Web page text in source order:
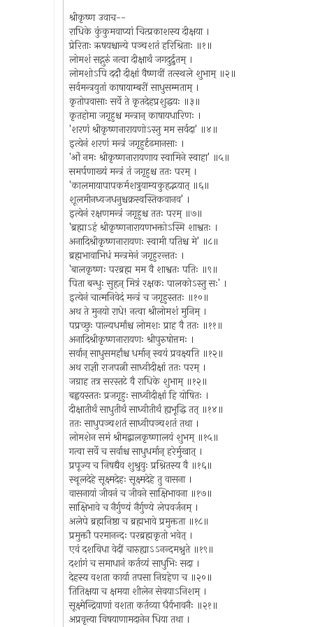
श्रीकृष्ण उवाच--
राधिके कुंकुमवाप्यां चित्प्रकाशस्य दीक्षया ।
प्रेरिताः ऋषयश्चान्ये पञ्चशतं हरिश्रिताः ॥१॥
लोमशं सद्गुरुं नत्वा दीक्षार्थं जगदुर्द्रुतम् ।
लोमशोऽपि ददौ दीक्षां वैष्णवीं तत्स्थले शुभाम् ॥२॥
सर्वमन्त्रयुतां काषायाम्बरीं साधुसम्मताम् ।
कृतोपवासाः सर्वे ते कृतदेहप्रशुद्धयः ॥३॥
कृतहोमा जगृहुश्च मन्त्रान् काषायधारिणः ।
'शरणं श्रीकृष्णनारायणोऽस्तु मम सर्वदा' ॥४॥
इत्येनं शरणं मन्त्रं जगृहुर्दृढमानसाः ।
'ओं नमः श्रीकृष्णनारायणाय स्वामिने स्वाहा' ॥५॥
समर्पणाख्यं मन्त्रं तं जगृहुश्च ततः परम् ।
'कालमायापापकर्मशत्रुयाम्यकुहृद्भयात् ॥६॥
शूलमीनध्वजधनुश्चक्रस्वस्तिकवानव' ।
इत्येनं रक्षणमन्त्रं जगृहुश्च ततः परम् ॥७॥
'ब्रह्माऽहं श्रीकृष्णनारायणभक्तोऽस्मि शाश्वतः ।
अनादिश्रीकृष्णनारायणः स्वामी पतिश्च मे' ॥८॥
ब्रह्मभावाभिधं मन्त्रमेनं जगृहुरन्ततः ।
'बालकृष्णः परब्रह्म मम वै शाश्वतः पतिः ॥९॥
पिता बन्धुः सुहृन् मित्रं रक्षकः पालकोऽस्तु सः' ।
इत्येनं चात्मनिवेदं मन्त्रं च जगृहुस्ततः ॥१०॥
अथ ते मुनयो राधे! नत्वा श्रीलोमशं मुनिम् ।
पप्रच्छुः पाल्यधर्मांश्च लोमशः प्राह वै ततः ॥११॥
अनादिश्रीकृष्णनारायणः श्रीपुरुषोत्तमः ।
सर्वान् साधुसमर्हांश्च धर्मान् स्वयं प्रवक्ष्यति ॥१२॥
अथ राज्ञी राजपत्नी साध्वीदीक्षां ततः परम् ।
जग्राह तत्र सरस्तटे वै राधिके शुभाम् ॥१२॥
बह्वयस्ततः प्रजगृहुः साध्वीदीक्षां हि योषितः ।
दीक्षातीर्थं साधुतीर्थं साध्वीतीर्थं ह्यभूद्धि तत् ॥१४॥
ततः साधुपञ्चशतं साध्वीपञ्चशतं तथा ।
लोमशेन समं श्रीमद्बालकृष्णालयं शुभम् ॥१५॥
गत्वा सर्वे च सर्वाश्च साधुधर्मान् हरेर्मुखात् ।
प्रपूज्य च निषद्यैव शुश्रुवुः प्रश्नितस्य वै ॥१६॥
स्थूलदेहे सूक्ष्मदेहः सूक्ष्मदेहे तु वासना ।
वासनायां जीवनं च जीवने साक्षिभावना ॥१७॥
साक्षिभावे च नैर्गुण्यं नैर्गुण्ये लेपवर्जनम् ।
अलेपे ब्रह्मनिष्ठा च ब्रह्मभावे प्रमुक्तता ॥१८॥
प्रमुक्तौ परमानन्दः परब्रह्मकृतो भवेत् ।
एवं दशविधा वेदीं चारुह्याऽऽनन्दमश्नुते ॥१९॥
दशांगं च समाधानं कर्तव्यं साधुभिः सदा ।
देहस्य वशता कार्या तपसा निग्रहेण च ॥२०॥
तितिक्षया च क्षमया शीलेन सेवयाऽनिशम् ।
सूक्ष्मेन्द्रियाणां वशता कर्तव्या धैर्यभावनैः ॥२१॥
अप्रवृत्त्या विषयाणामदानेन धिया तथा ।